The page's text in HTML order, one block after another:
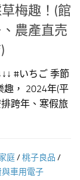
梅趣！(館
農產直売
#いちご 季節
趣， 2024年(平
跨年、寒假旅
庭/桃子良品 /
車用電子